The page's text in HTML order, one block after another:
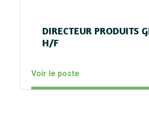
DIRECTEUR PRODUITS
H/F
Voir le poste